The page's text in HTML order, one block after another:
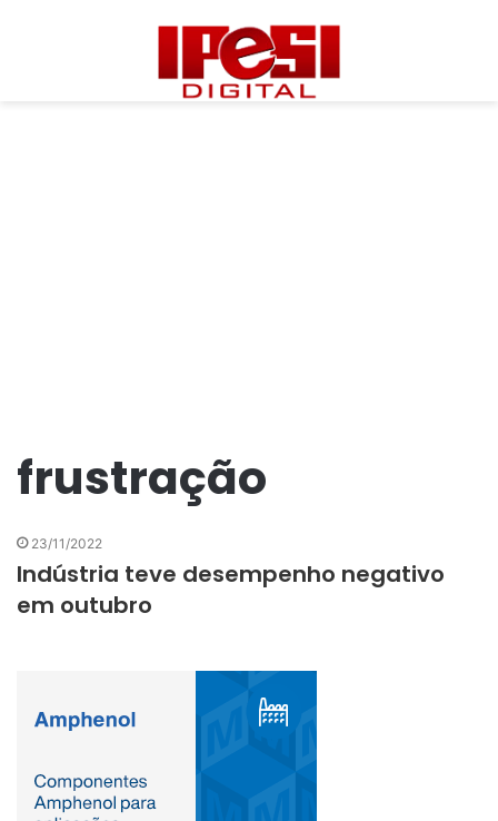
frustração
23/11/2022
Indústria teve desempenho negativo
em outubro